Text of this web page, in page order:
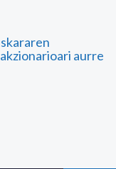
aurre